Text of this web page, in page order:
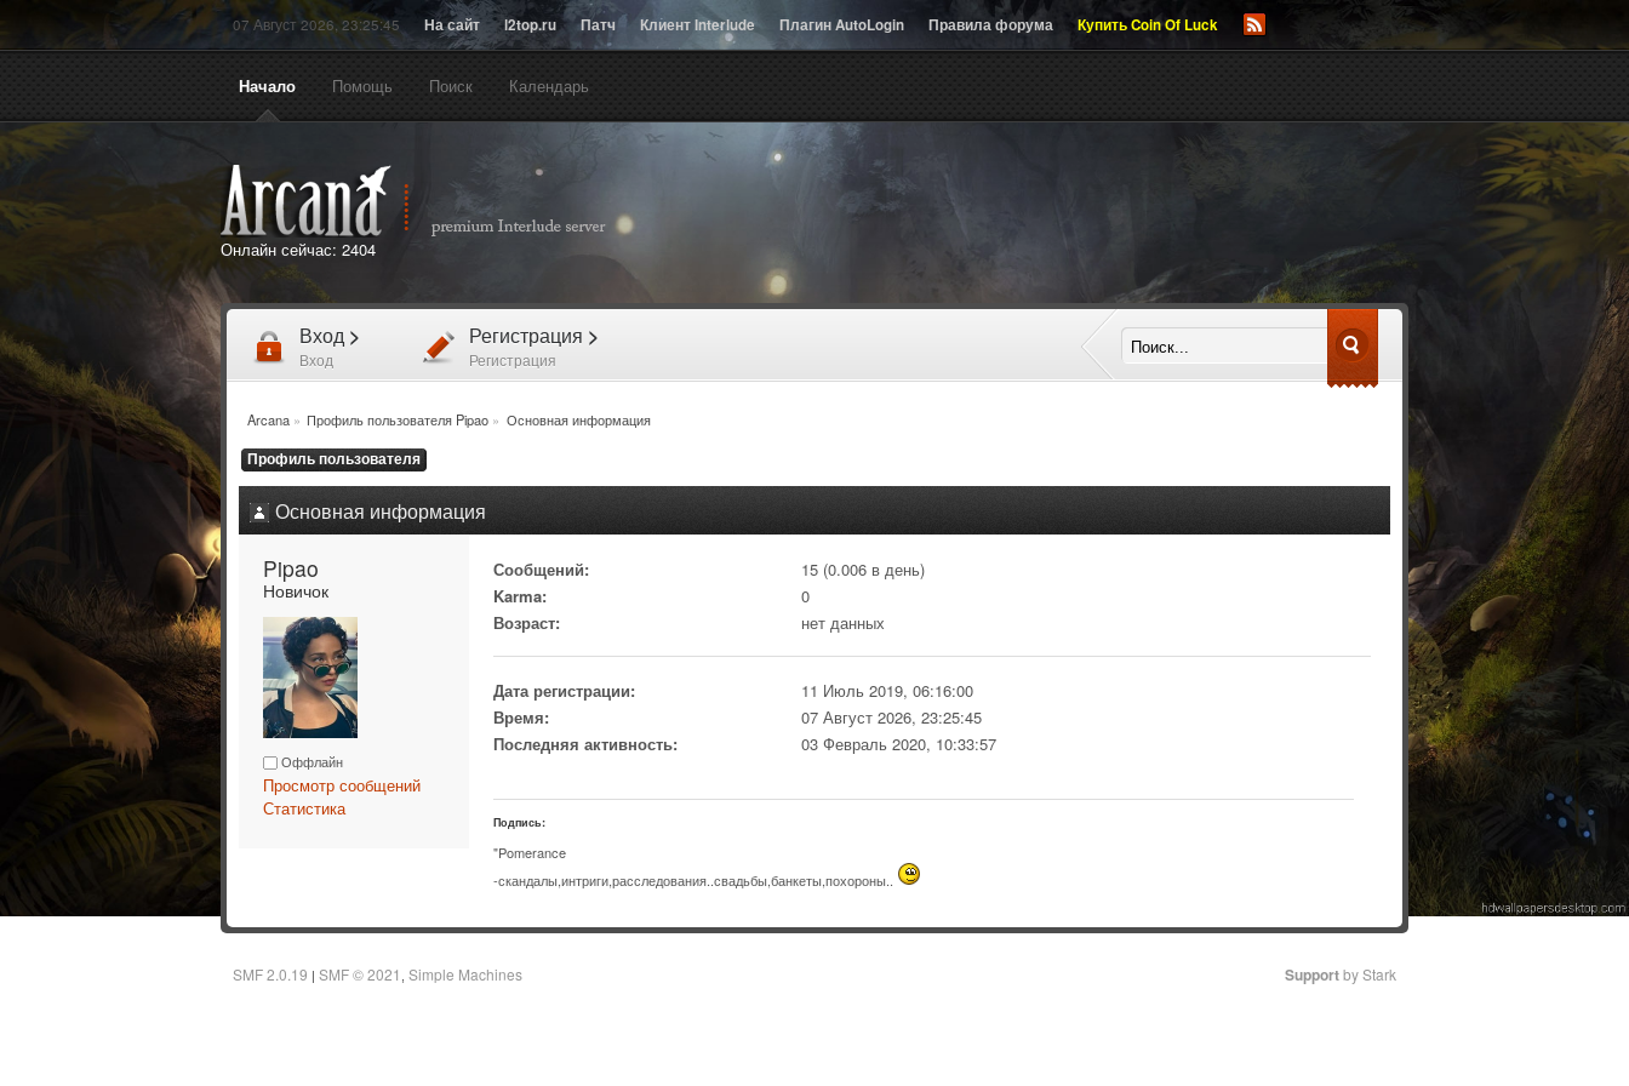
07 Август 2026, 23:25:45 На сайт l2top.ru Патч Клиент Interlude Плагин AutoLogin Правила форума Купить Coin Of Luck
Начало Помощь Поиск Календарь
Онлайн сейчас: 2404
Вход >
Вход
Регистрация >
Регистрация
Arcana» Профиль пользователя Pipao » Основная информация
Профиль пользователя
Основная информация
Pipao
Новичок
Оффлайн
Просмотр сообщений
Статистика
Сообщений:
15 (0.006 в день)
Karma:
0
Возраст:
нет данных
Дата регистрации:
11 Июль 2019, 06:16:00
Время:
07 Август 2026, 23:25:45
Последняя активность:
03 Февраль 2020, 10:33:57
Подпись:
"Pomerance
-скандалы,интриги,расследования..свадьбы,банкеты,похороны..
SMF 2.0.19 SMF © 2021 Simple Machines Supportby Stark